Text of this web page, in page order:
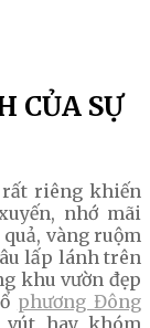
CỦA SỰ
rất riêng khiến
nhớ mãi
vàng ruộm
lấp lánh trên
khu vườn đẹp
phương Đông